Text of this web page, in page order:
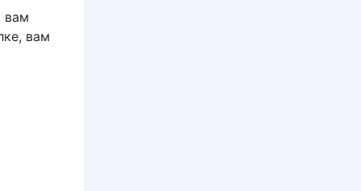
вам
вам